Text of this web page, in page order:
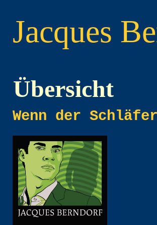
Jacques
Übersicht
Wenn der